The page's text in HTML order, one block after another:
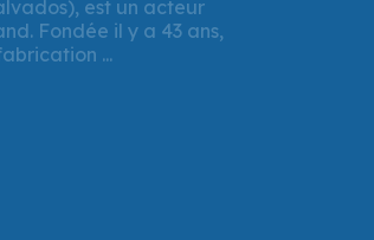
a validé un important
FIAV, implantée
de 337 500 € a été ...